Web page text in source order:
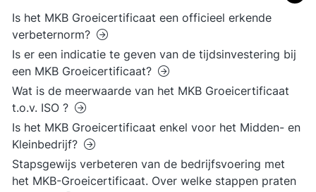
Is het MKB Groeicertificaat een officieel erkende
verbeternorm?
Is er een indicatie te geven van de tijdsinvestering bij
een MKB Groeicertificaat?
Wat is de meerwaarde van het MKB Groeicertificaat
t.o.v. ISO ?
Is het MKB Groeicertificaat enkel voor het Midden- en
Kleinbedrijf?
Stapsgewijs verbeteren van de bedrijfsvoering met
het MKB-Groeicertificaat. Over welke stappen praten